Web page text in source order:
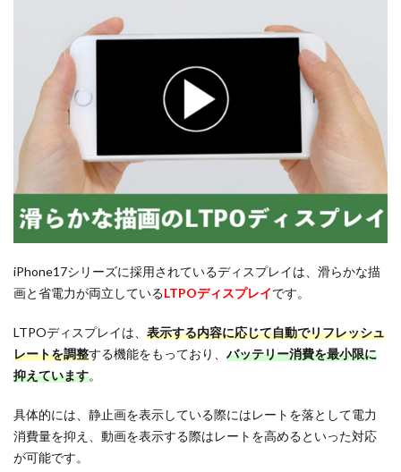
iPhone17シリーズに採用されているディスプレイは、滑らかな描
画と省電力が両立しているLTPOディスプレイです。
LTPOディスプレイは、 表示する内容に応じて自動でリフレッシュ
レートを調整する機能をもっており、 バッテリー消費を最小限に
抑えています。
具体的には、静止画を表示している際にはレートを落として電力
消費量を抑え、動画を表示する際はレートを高めるといった対応
が可能です。